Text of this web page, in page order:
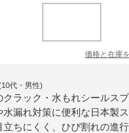
価格と在庫を
代・男性)
クラック・水もれシールス
水漏れ対策に便利な日本製
立ちにくく、ひび割れの進